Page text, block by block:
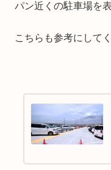
パン近くの駐車場を
こちらも参考にして